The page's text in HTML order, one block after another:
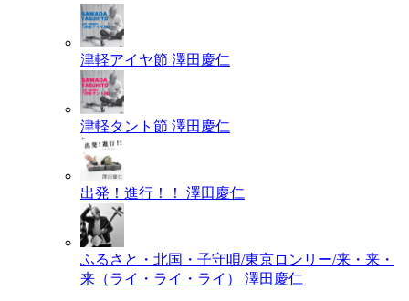
津軽アイヤ節 澤田慶仁
津軽タント節 澤田慶仁
出発！進行！！ 澤田慶仁
ふるさと・北国・子守唄/東京ロンリー/来・来・
来（ライ・ライ・ライ）
澤田慶仁